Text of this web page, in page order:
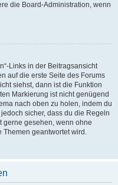
die Board-Administration, wenn
Links in der Beitragsansicht
auf die erste Seite des Forums
siehst, dann ist die Funktion
Markierung ist nicht genügend
nach oben zu holen, indem du
sicher, dass du die Regeln
gerne gesehen, wenn ohne
Themen geantwortet wird.